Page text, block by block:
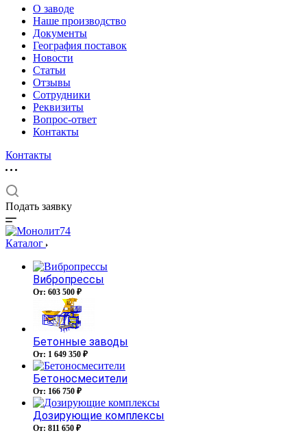
О заводе
Наше производство
Документы
География поставок
Новости
Статьи
Отзывы
Сотрудники
Реквизиты
Вопрос-ответ
Контакты
Контакты
Подать заявку
Каталог
Вибропрессы
От: 603 500 ₽
Бетонные заводы
От: 1 649 350 ₽
Бетоносмесители
От: 166 750 ₽
Дозирующие комплексы
От: 811 650 ₽